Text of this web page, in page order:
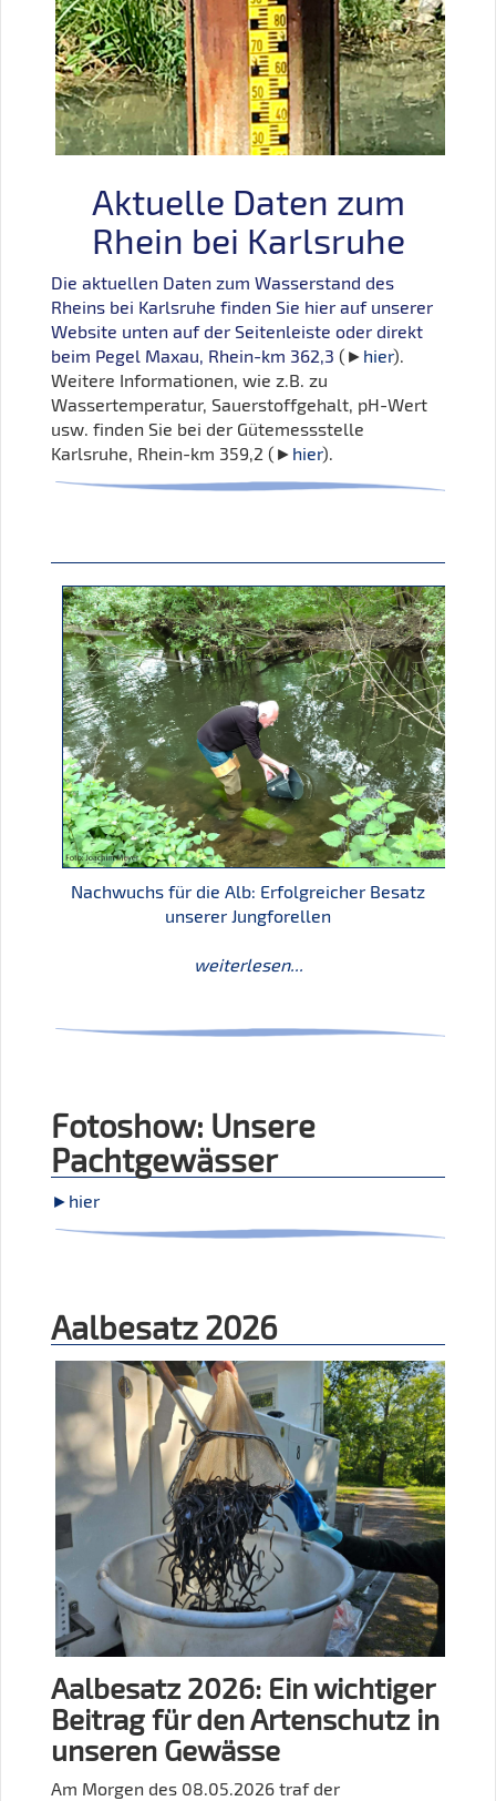
Aktuelle Daten zum
Rhein bei Karlsruhe
Die aktuellen Daten zum Wasserstand des
Rheins bei Karlsruhe finden Sie hier auf unserer
Website unten auf der Seitenleiste oder direkt
beim Pegel Maxau, Rhein-km 362,3 (► hier).
Weitere Informationen, wie z.B. zu
Wassertemperatur, Sauerstoffgehalt, pH-Wert
usw. finden Sie bei der Gütemessstelle
Karlsruhe, Rhein-km 359,2 (► hier).
Nachwuchs für die Alb: Erfolgreicher Besatz
unserer Jungforellen
weiterlesen...
Fotoshow: Unsere
Pachtgewässer
►hier
Aalbesatz 2026
Aalbesatz 2026: Ein wichtiger
Beitrag für den Artenschutz in
unseren Gewässe
Am Morgen des 08.05.2026 traf der